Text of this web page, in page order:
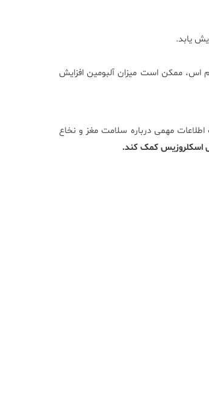
یابد.
اس، ممکن است میزان آلبومین افزایش
مهمی درباره سلامت مغز و نخاع